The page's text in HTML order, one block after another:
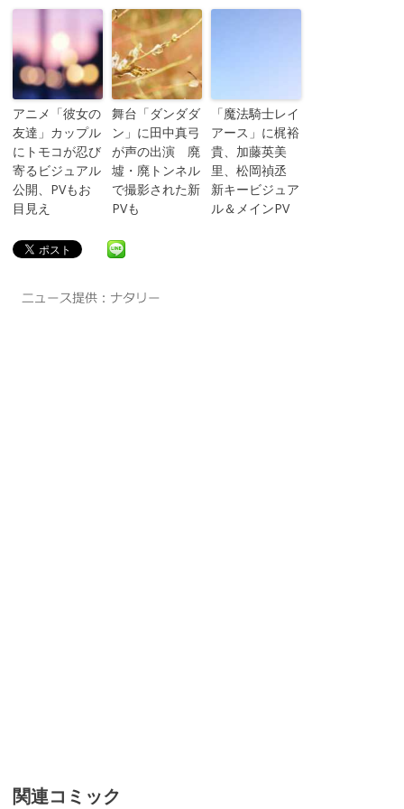
アニメ「彼女の
友達」カップル
にトモコが忍び
寄るビジュアル
公開、PVもお
目見え
舞台「ダンダダ
ン」に田中真弓
が声の出演 廃
墟・廃トンネル
で撮影された新
PVも
「魔法騎士レイ
アース」に梶裕
貴、加藤英美
里、松岡禎丞
新キービジュア
ル＆メインPV
関連コミック